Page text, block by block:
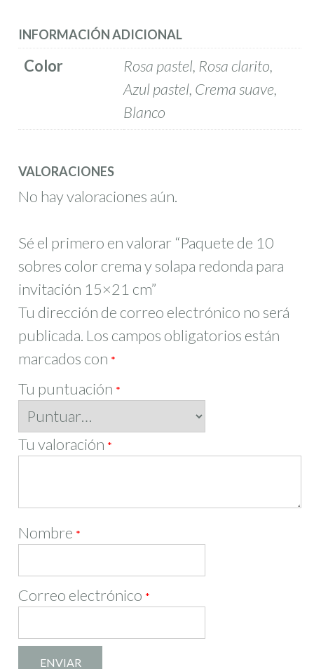
INFORMACIÓN ADICIONAL
Color
Rosa pastel, Rosa clarito,
Azul pastel, Crema suave,
Blanco
VALORACIONES
No hay valoraciones aún.
Sé el primero en valorar “Paquete de 10
sobres color crema y solapa redonda para
invitación 15×21 cm”
Tu dirección de correo electrónico no será
publicada. Los campos obligatorios están
marcados con *
Tu puntuación *
Tu valoración *
Nombre *
Correo electrónico *